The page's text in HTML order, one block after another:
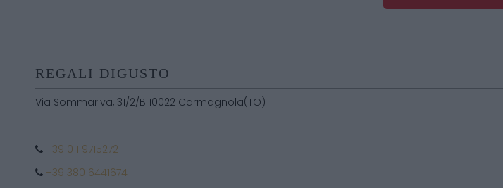
REGALI DIGUSTO
Via Sommariva, 31/2/B 10022 Carmagnola(TO)
+39 011 9715272
+39 380 6441674